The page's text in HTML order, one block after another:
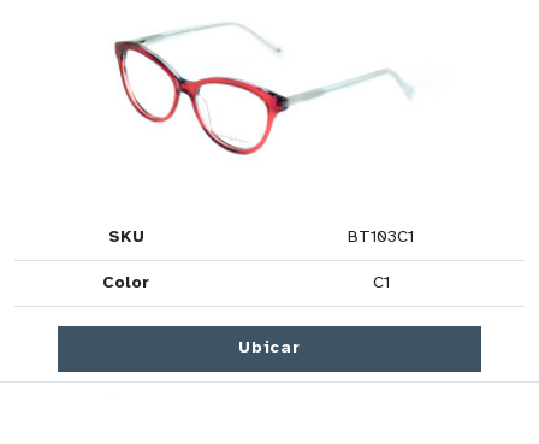
SKU BT103C1
Color C1
Ubicar